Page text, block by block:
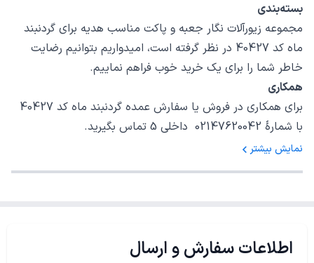
بسته‌بندی
مجموعه زیورآلات نگار جعبه و پاکت مناسب هدیه برای گردنبند
ماه کد 40427 در نظر گرفته است، امیدواریم بتوانیم رضایت
خاطر شما را برای یک خرید خوب فراهم نماییم.
همکاری
برای همکاری در فروش یا سفارش عمده گردنبند ماه کد 40427
با شمارهٔ 02147620042 داخلی 5 تماس بگیرید.
نمایش بیشتر
اطلاعات سفارش و ارسال